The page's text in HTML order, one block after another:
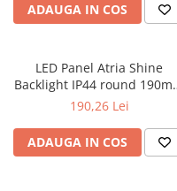
Iluminat pentru bucatarie
Bandă LED
Panouri LED
Iluminat portabil
Iluminat tablouri
Aplice
Veioze
ADAUGA IN COS
LED Panel Atria Shine
Backlight IP44 round 190mm
11,2W 850lm 4000K White
190,26 Lei
ADAUGA IN COS